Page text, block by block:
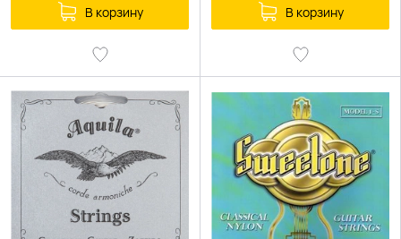
В корзину В корзину